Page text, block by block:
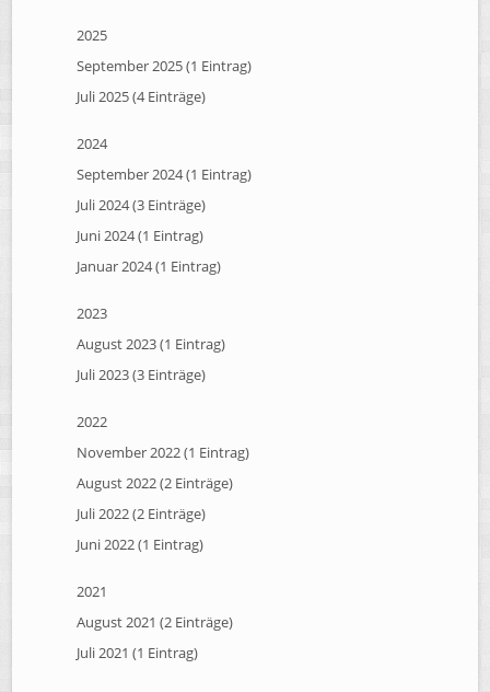
2025
September 2025 (1 Eintrag)
Juli 2025 (4 Einträge)
2024
September 2024 (1 Eintrag)
Juli 2024 (3 Einträge)
Juni 2024 (1 Eintrag)
Januar 2024 (1 Eintrag)
2023
August 2023 (1 Eintrag)
Juli 2023 (3 Einträge)
2022
November 2022 (1 Eintrag)
August 2022 (2 Einträge)
Juli 2022 (2 Einträge)
Juni 2022 (1 Eintrag)
2021
August 2021 (2 Einträge)
Juli 2021 (1 Eintrag)